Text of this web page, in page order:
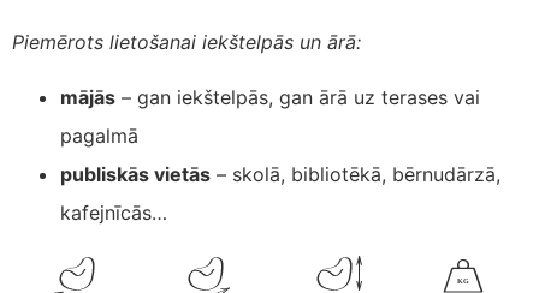
Piemērots lietošanai iekštelpās un ārā:
mājās – gan iekštelpās, gan ārā uz terases vai
pagalmā
publiskās vietās – skolā, bibliotēkā, bērnudārzā,
kafejnīcās…
KG